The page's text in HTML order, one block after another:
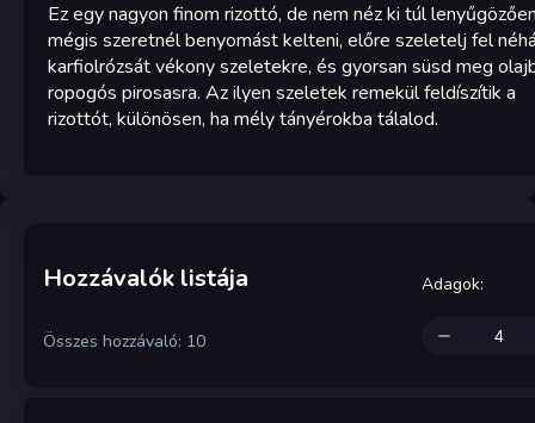
Ez egy nagyon finom rizottó, de nem néz ki túl
mégis szeretnél benyomást kelteni, előre szeletelj fel
karfiolrózsát vékony szeletekre, és gyorsan süsd meg
ropogós pirosasra. Az ilyen szeletek remekül feldíszítik a
rizottót, különösen, ha mély tányérokba tálalod.
Hozzávalók listája
Összes hozzávaló: 10
Adagok: